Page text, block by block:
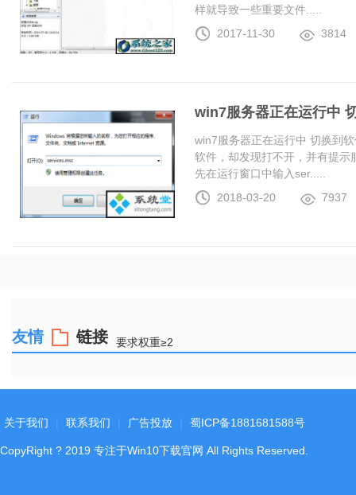
样就导致一些重要文件.....
2017-11-30
3814
win7服务器正在运行中
win7服务器正在运行中 切换到
软件，却发现打不开，并有提
先在运行窗口中输入ser.....
2018-03-20
7937
友情 链接 要求权重≥2
关于我们 联系我们 广告投放 蜀ICP备1881681588号
CopyRight ? 2019 专注于Win10下载官网 All Rights Reserved.